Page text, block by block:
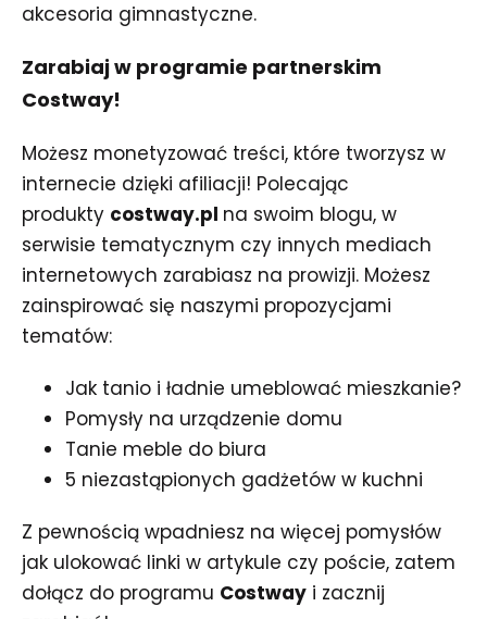
akcesoria gimnastyczne.
Zarabiaj w programie partnerskim
Costway!
Możesz monetyzować treści, które tworzysz w
internecie dzięki afiliacji! Polecając
produkty costway.pl na swoim blogu, w
serwisie tematycznym czy innych mediach
internetowych zarabiasz na prowizji. Możesz
zainspirować się naszymi propozycjami
tematów:
Jak tanio i ładnie umeblować mieszkanie?
Pomysły na urządzenie domu
Tanie meble do biura
5 niezastąpionych gadżetów w kuchni
Z pewnością wpadniesz na więcej pomysłów
jak ulokować linki w artykule czy poście, zatem
dołącz do programu Costway i zacznij